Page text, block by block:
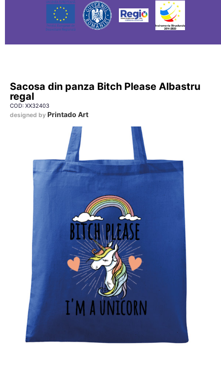
Sacosa din panza Bitch Please Albastru
regal
COD: XX32403
designed by Printado Art